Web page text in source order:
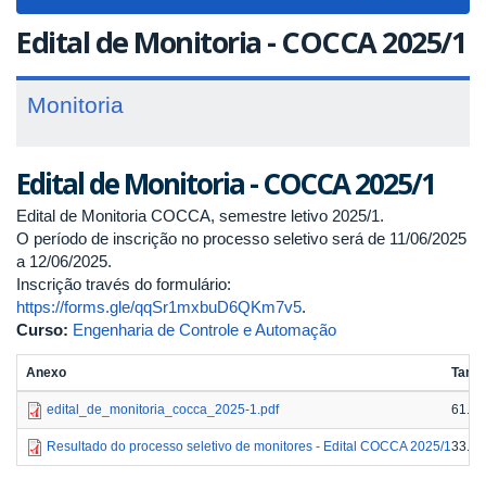
Edital de Monitoria - COCCA 2025/1
Monitoria
Edital de Monitoria - COCCA 2025/1
Edital de Monitoria COCCA, semestre letivo 2025/1.
O período de inscrição no processo seletivo será de 11/06/2025
a 12/06/2025.
Inscrição través do formulário:
https://forms.gle/qqSr1mxbuD6QKm7v5.
Curso: Engenharia de Controle e Automação
Anexo
edital_de_monitoria_cocca_2025-1.pdf
Resultado do processo seletivo de monitores - Edital COCCA 2025/1